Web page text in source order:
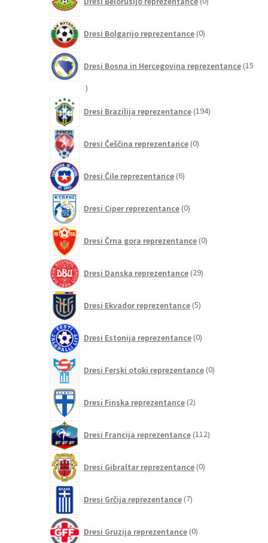
izdelkov
Dresi Bolgarijo reprezentance 0izdelkov
Dresi Bosna in Hercegovina reprezentance 15
15
Dresi Brazilija reprezentance 194izdelkov
Dresi Češčina reprezentance 0izdelkov
Dresi Čile reprezentance 6izdelkov
Dresi Ciper reprezentance 0izdelkov
Dresi Črna gora reprezentance 0izdelkov
Dresi Danska reprezentance 29izdelkov
Dresi Ekvador reprezentance 5izdelkov
Dresi Estonija reprezentance 0izdelkov
Dresi Ferski otoki reprezentance 0izdelkov
Dresi Finska reprezentance 2izdelka
Dresi Francija reprezentance 112izdelkov
Dresi Gibraltar reprezentance 0izdelkov
Dresi Grčija reprezentance 7izdelkov
Dresi Gruzija reprezentance 0izdelkov